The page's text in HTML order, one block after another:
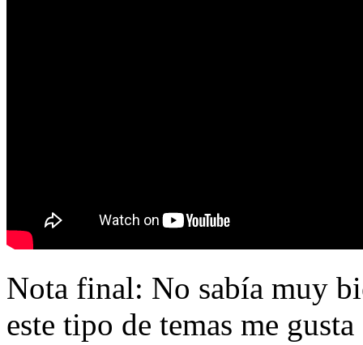
Nota final: No sabía muy
este tipo de temas me